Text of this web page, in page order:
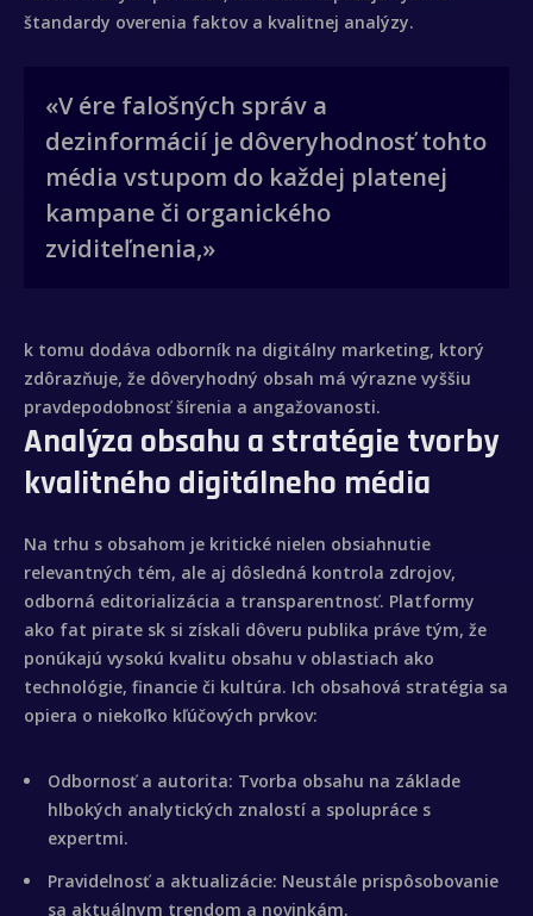
štandardy overenia faktov a kvalitnej analýzy.
«V ére falošných správ a
dezinformácií je dôveryhodnosť tohto
média vstupom do každej platenej
kampane či organického
zviditeľnenia,»
k tomu dodáva odborník na digitálny marketing, ktorý
zdôrazňuje, že dôveryhodný obsah má výrazne vyššiu
pravdepodobnosť šírenia a angažovanosti.
Analýza obsahu a stratégie tvorby
kvalitného digitálneho média
Na trhu s obsahom je kritické nielen obsiahnutie
relevantných tém, ale aj dôsledná kontrola zdrojov,
odborná editorializácia a transparentnosť. Platformy
ako fat pirate sk si získali dôveru publika práve tým, že
ponúkajú vysokú kvalitu obsahu v oblastiach ako
technológie, financie či kultúra. Ich obsahová stratégia sa
opiera o niekoľko kľúčových prvkov:
Odbornosť a autorita: Tvorba obsahu na základe
hlbokých analytických znalostí a spolupráce s
expertmi.
Pravidelnosť a aktualizácie: Neustále prispôsobovanie
sa aktuálnym trendom a novinkám.